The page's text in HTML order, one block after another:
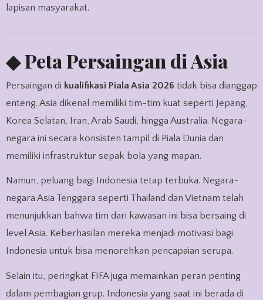
lapisan masyarakat.
◆ Peta Persaingan di Asia
Persaingan di kualifikasi Piala Asia 2026 tidak bisa dianggap
enteng. Asia dikenal memiliki tim-tim kuat seperti Jepang,
Korea Selatan, Iran, Arab Saudi, hingga Australia. Negara-
negara ini secara konsisten tampil di Piala Dunia dan
memiliki infrastruktur sepak bola yang mapan.
Namun, peluang bagi Indonesia tetap terbuka. Negara-
negara Asia Tenggara seperti Thailand dan Vietnam telah
menunjukkan bahwa tim dari kawasan ini bisa bersaing di
level Asia. Keberhasilan mereka menjadi motivasi bagi
Indonesia untuk bisa menorehkan pencapaian serupa.
Selain itu, peringkat FIFA juga memainkan peran penting
dalam pembagian grup. Indonesia yang saat ini berada di